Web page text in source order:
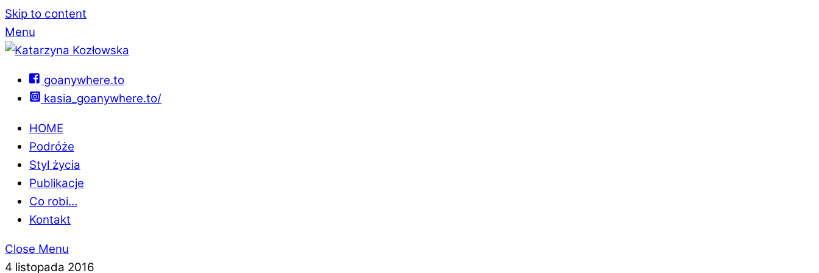
Skip to content
Menu
goanywhere.to
kasia_goanywhere.to/
HOME
Podróże
Styl życia
Publikacje
Co robi…
Kontakt
Close Menu
4 listopada 2016